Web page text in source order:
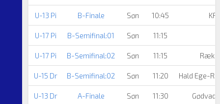
U-13 Pi B-Finale Søn 10:45
U-17 Pi B-Semifinal:01 Søn 11:15
U-17 Pi B-Semifinal:02 Søn 11:15
U-15 Dr B-Semifinal:02 Søn 11:20 Hald Ege-
U-13 Dr A-Finale Søn 11:30 Gødvad